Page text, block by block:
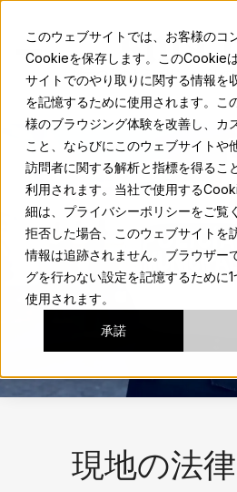
このウェブサイトでは、お客様のコ
Cookieを保存します。このCookie
サイトでのやり取りに関する情報を
を記憶するために使用されます。こ
様のブラウジング体験を改善し、カ
こと、ならびにこのウェブサイトや
訪問者に関する解析と指標を得るこ
利用されます。当社で使用する
細は、プライバシーポリシーをご覧
拒否した場合、このウェブサイトを
情報は追跡されません。ブラウザー
グを行わない設定を記憶するために
使用されます。
承諾
地元の人のようにサンミゲルの
現地の法